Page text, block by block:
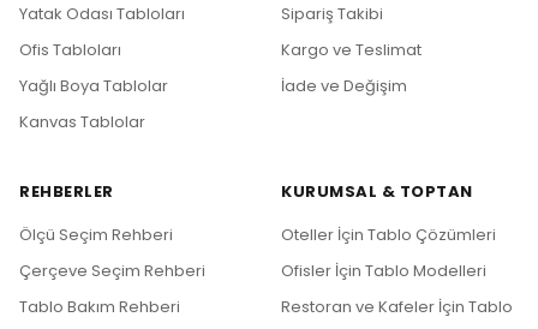
Yatak Odası Tabloları
Ofis Tabloları
Yağlı Boya Tablolar
Kanvas Tablolar
Sipariş Takibi
Kargo ve Teslimat
İade ve Değişim
REHBERLER
Ölçü Seçim Rehberi
Çerçeve Seçim Rehberi
Tablo Bakım Rehberi
KURUMSAL & TOPTAN
Oteller İçin Tablo Çözümleri
Ofisler İçin Tablo Modelleri
Restoran ve Kafeler İçin Tablo